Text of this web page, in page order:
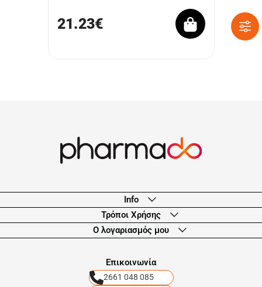
21.23€
Info
Τρόποι Χρήσης
Ο λογαριασμός μου
Eπικοινωνία
2661 048 085